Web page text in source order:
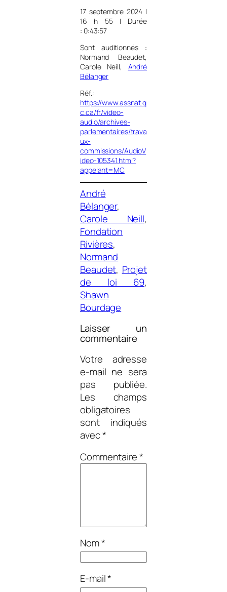
17 septembre 2024 |
16 h 55 | Durée
: 0:43:57
Sont auditionnés :
Normand Beaudet,
Carole Neill, André
Bélanger
Réf.:
https://www.assnat.q
c.ca/fr/video-
audio/archives-
parlementaires/trava
ux-
commissions/AudioV
ideo-105341.html?
appelant=MC
André
Bélanger
Carole Neill
Fondation
Rivières
Normand
Beaudet, Projet
de loi 69
Shawn
Bourdage
Laisser un
commentaire
Votre adresse
e-mail ne sera
pas publiée.
Les champs
obligatoires
sont indiqués
avec*
Commentaire*
Nom*
E-mail*